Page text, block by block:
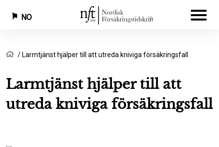
Hopp
hovedinnhold
NO
Navigasjonssti
Hjem
Larmtjänst hjälper till att utreda kniviga försäkringsfall
Larmtjänst hjälper till att
utreda kniviga försäkringsfall